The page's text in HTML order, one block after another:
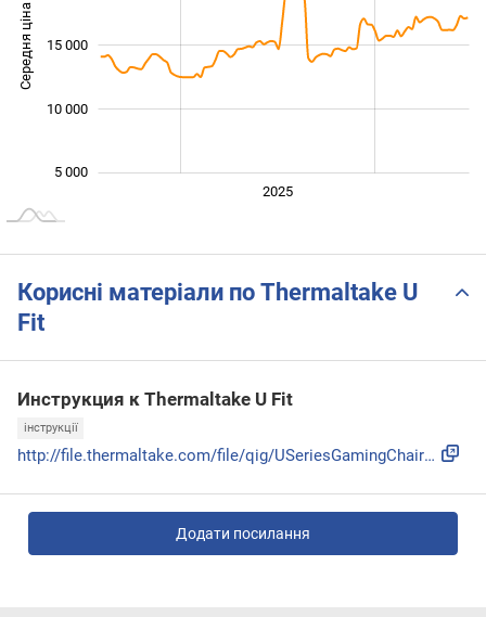
Середня ціна 10 000
10 000
15 000
5 000
2025
Корисні матеріали по Thermaltake U
Fit
Инструкция к Thermaltake U Fit
інструкції
http://file.thermaltake.com/file/qig/USeriesGamingChair_EN_...
Додати посилання